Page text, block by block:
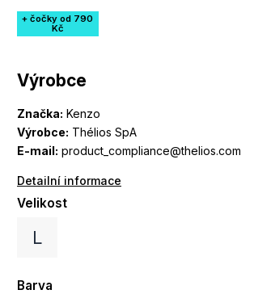
Výrobce
Značka: Kenzo
Výrobce: Thélios SpA
E-mail: product_compliance@thelios.com
Detailní informace
+ čočky od 790
Kč
Velikost
L
Barva